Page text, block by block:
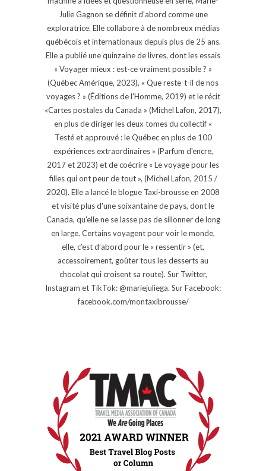
Julie Gagnon se définit d’abord comme une
exploratrice. Elle collabore à de nombreux médias
québécois et internationaux depuis plus de 25 ans.
Elle a publié une quinzaine de livres, dont les essais
« Voyager mieux : est-ce vraiment possible ? »
(Québec Amérique, 2023), « Que reste-t-il de nos
voyages ? » (Éditions de l'Homme, 2019) et le récit
«Cartes postales du Canada » (Michel Lafon, 2017),
en plus de diriger les deux tomes du collectif «
Testé et approuvé : le Québec en plus de 100
expériences extraordinaires » (Parfum d'encre,
2017 et 2023) et de coécrire « Le voyage pour les
filles qui ont peur de tout », (Michel Lafon, 2015 /
2020). Elle a lancé le blogue Taxi-brousse en 2008
et visité plus d'une soixantaine de pays, dont le
Canada, qu'elle ne se lasse pas de sillonner de long
en large. Certains voyagent pour voir le monde,
elle, c’est d’abord pour le « ressentir » (et,
accessoirement, goûter tous les desserts au
chocolat qui croisent sa route). Sur Twitter,
Instagram et TikTok: @mariejuliega. Sur Facebook:
facebook.com/montaxibrousse/